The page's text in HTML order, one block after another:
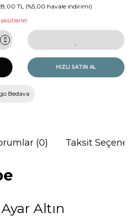
TL (%5,00 havale indirimi)
HIZLI SATIN AL
Bedava
(0) Taksit
Altın